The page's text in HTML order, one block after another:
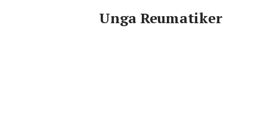
Unga Reumatiker